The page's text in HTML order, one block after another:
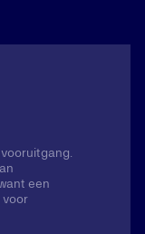
een
voor